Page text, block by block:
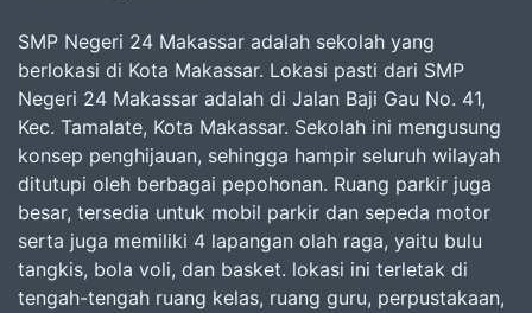
SMP Negeri 24 Makassar adalah sekolah yang
berlokasi di Kota Makassar. Lokasi pasti dari SMP
Negeri 24 Makassar adalah di Jalan Baji Gau No. 41,
Kec. Tamalate, Kota Makassar. Sekolah ini mengusung
konsep penghijauan, sehingga hampir seluruh wilayah
ditutupi oleh berbagai pepohonan. Ruang parkir juga
besar, tersedia untuk mobil parkir dan sepeda motor
serta juga memiliki 4 lapangan olah raga, yaitu bulu
tangkis, bola voli, dan basket. lokasi ini terletak di
tengah-tengah ruang kelas, ruang guru, perpustakaan,